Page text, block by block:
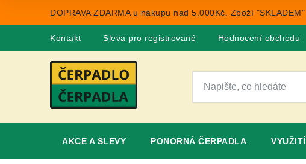
DOPRAVA ZDARMA u nákupu nad 5.000Kč. Zboží
Kontakt Sleva pro registrované Hodnocení obchodu
AKCE A SLEVY PONORNÁ ČERPADLA